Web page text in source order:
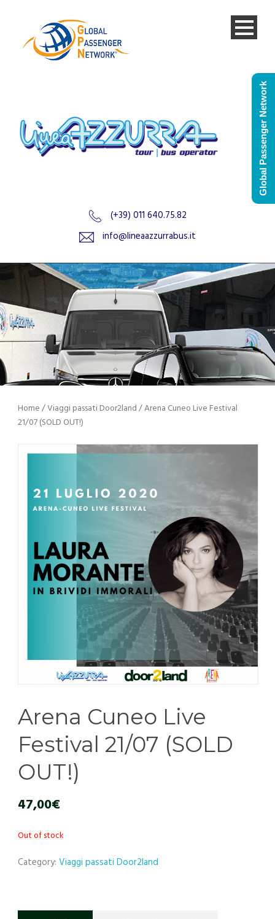
(+39) 011 640.75.82
info@lineaazzurrabus.it
Home/Viaggi passati Door2land/ Arena Cuneo Live Festival
21/07 (SOLD OUT!)
Arena Cuneo Live
Festival 21/07 (SOLD
OUT!)
47,00€
Out of stock
Category: Viaggi passati Door2land
Global Passenger Network